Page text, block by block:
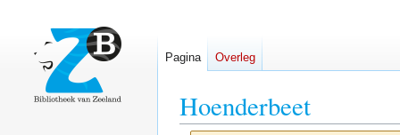
Hoenderbeet
Pagina Overleg